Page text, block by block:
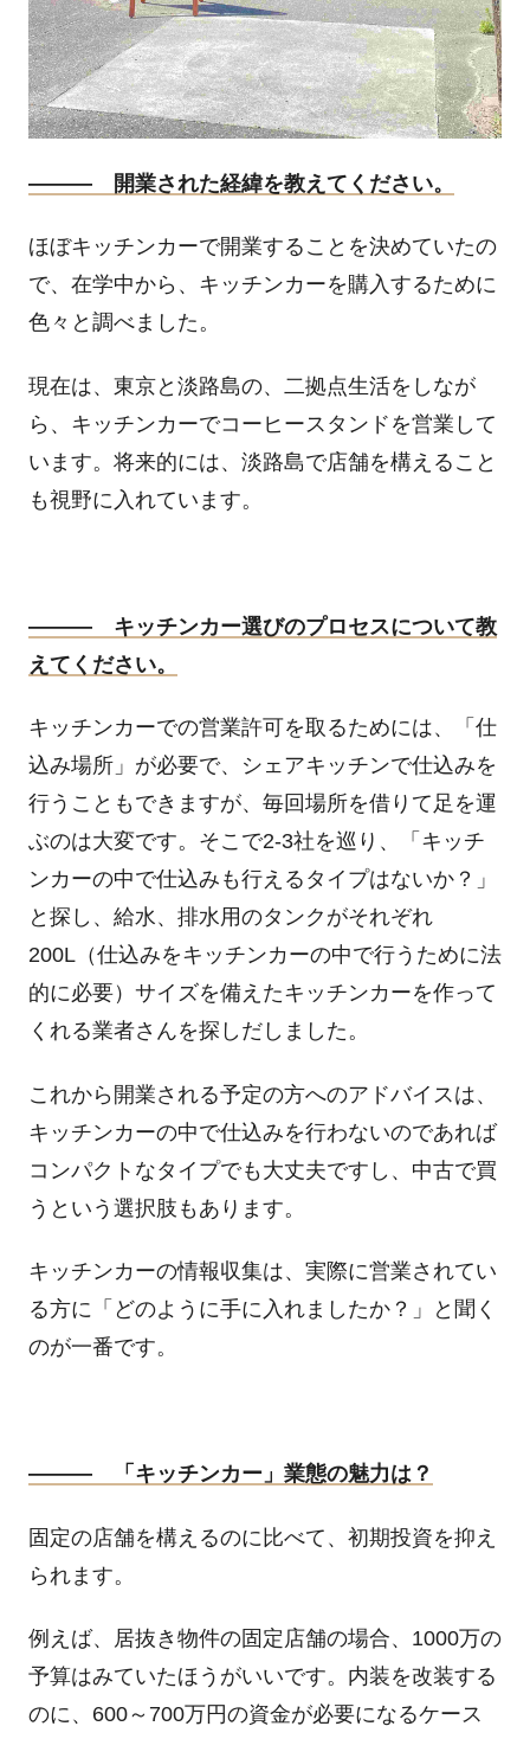
――― 開業された経緯を教えてください。
ほぼキッチンカーで開業することを決めていたの
で、在学中から、キッチンカーを購入するために
色々と調べました。
現在は、東京と淡路島の、二拠点生活をしなが
ら、キッチンカーでコーヒースタンドを営業して
います。将来的には、淡路島で店舗を構えること
も視野に入れています。
――― キッチンカー選びのプロセスについて教
えてください。
キッチンカーでの営業許可を取るためには、「仕
込み場所」が必要で、シェアキッチンで仕込みを
行うこともできますが、毎回場所を借りて足を運
ぶのは大変です。そこで2-3社を巡り、「キッチ
ンカーの中で仕込みも行えるタイプはないか？」
と探し、給水、排水用のタンクがそれぞれ
200L（仕込みをキッチンカーの中で行うために法
的に必要）サイズを備えたキッチンカーを作って
くれる業者さんを探しだしました。
これから開業される予定の方へのアドバイスは、
キッチンカーの中で仕込みを行わないのであれば
コンパクトなタイプでも大丈夫ですし、中古で買
うという選択肢もあります。
キッチンカーの情報収集は、実際に営業されてい
る方に「どのように手に入れましたか？」と聞く
のが一番です。
――― 「キッチンカー」業態の魅力は？
固定の店舗を構えるのに比べて、初期投資を抑え
られます。
例えば、居抜き物件の固定店舗の場合、 1000万の
予算はみていたほうがいいです。内装を改装する
のに、 600～ 700万円の資金が必要になるケース